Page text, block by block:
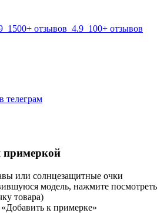
1500+ отзывов 4.9 100+ отзывов
примеркой
или солнцезащитные очки
модель, нажмите посмотреть
товара)
к примерке»